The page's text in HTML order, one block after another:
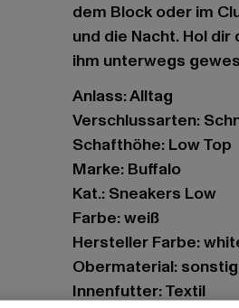
dem Block oder im
und die Nacht. Hol
ihm unterwegs
Anlass: Alltag
Verschlussarten:
Schafthöhe: Low Top
Marke: Buffalo
Kat.: Sneakers Low
Farbe: weiß
Hersteller Farbe:
Obermaterial:
Innenfutter: Textil